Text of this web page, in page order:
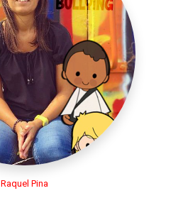
Raquel Pina